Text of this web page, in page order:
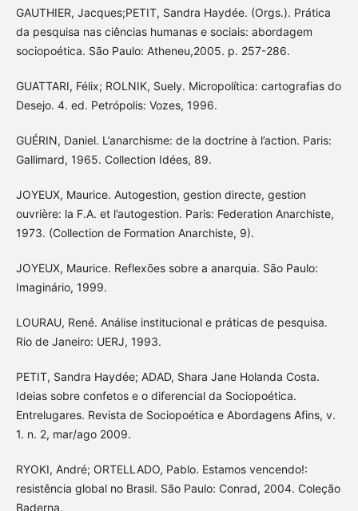
GAUTHIER, Jacques;PETIT, Sandra Haydée. (Orgs.). Prática
da pesquisa nas ciências humanas e sociais: abordagem
sociopoética. São Paulo: Atheneu,2005. p. 257-286.
GUATTARI, Félix; ROLNIK, Suely. Micropolítica: cartografias do
Desejo. 4. ed. Petrópolis: Vozes, 1996.
GUÉRIN, Daniel. L’anarchisme: de la doctrine à l’action. Paris:
Gallimard, 1965. Collection Idées, 89.
JOYEUX, Maurice. Autogestion, gestion directe, gestion
ouvrière: la F.A. et l’autogestion. Paris: Federation Anarchiste,
1973. (Collection de Formation Anarchiste, 9).
JOYEUX, Maurice. Reflexões sobre a anarquia. São Paulo:
Imaginário, 1999.
LOURAU, René. Análise institucional e práticas de pesquisa.
Rio de Janeiro: UERJ, 1993.
PETIT, Sandra Haydée; ADAD, Shara Jane Holanda Costa.
Ideias sobre confetos e o diferencial da Sociopoética.
Entrelugares. Revista de Sociopoética e Abordagens Afins, v.
1. n. 2, mar/ago 2009.
RYOKI, André; ORTELLADO, Pablo. Estamos vencendo!:
resistência global no Brasil. São Paulo: Conrad, 2004. Coleção
Baderna.